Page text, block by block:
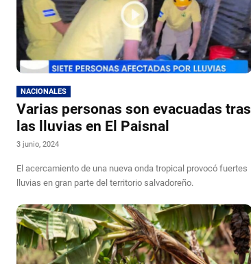
NACIONALES
Varias personas son evacuadas tras
las lluvias en El Paisnal
3 junio, 2024
El acercamiento de una nueva onda tropical provocó fuertes
lluvias en gran parte del territorio salvadoreño.